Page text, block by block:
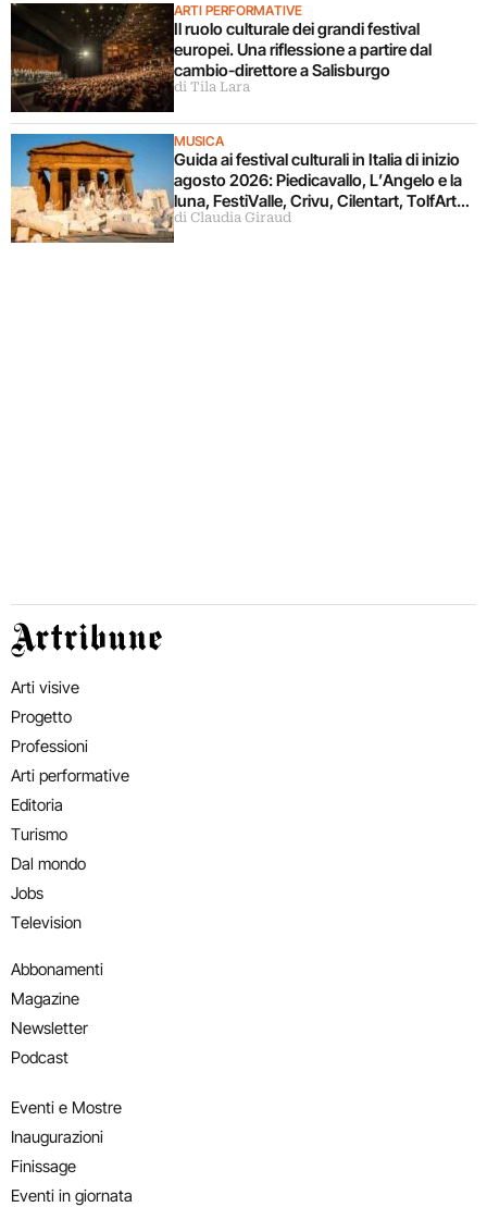
ARTI PERFORMATIVE
Il ruolo culturale dei grandi festival
europei. Una riflessione a partire dal
cambio-direttore a Salisburgo
di Tila Lara
MUSICA
Guida ai festival culturali in Italia di inizio
agosto 2026: Piedicavallo, L’Angelo e la
luna, FestiValle, Crivu, Cilentart, TolfArte,
Pietrasanta è Ceramica
di Claudia Giraud
Artribune
Arti visive
Progetto
Professioni
Arti performative
Editoria
Turismo
Dal mondo
Jobs
Television
Abbonamenti
Magazine
Newsletter
Podcast
Eventi e Mostre
Inaugurazioni
Finissage
Eventi in giornata